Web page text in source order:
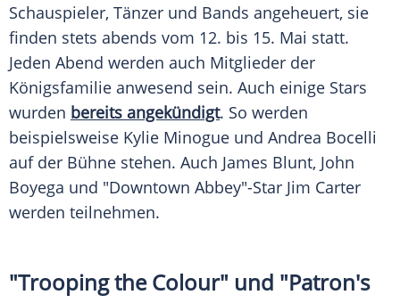
Schauspieler, Tänzer und Bands angeheuert, sie
finden stets abends vom 12. bis 15. Mai statt.
Jeden Abend werden auch Mitglieder der
Königsfamilie anwesend sein. Auch einige Stars
wurden bereits angekündigt. So werden
beispielsweise Kylie Minogue und Andrea Bocelli
auf der Bühne stehen. Auch James Blunt, John
Boyega und "Downtown Abbey"-Star Jim Carter
werden teilnehmen.
"Trooping the Colour" und "Patron's